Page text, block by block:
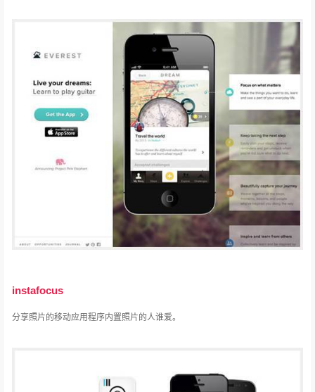
instafocus
分享照片的移动应用程序内置照片的人谁爱。